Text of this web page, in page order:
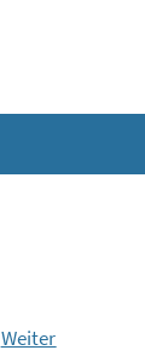
Weiter